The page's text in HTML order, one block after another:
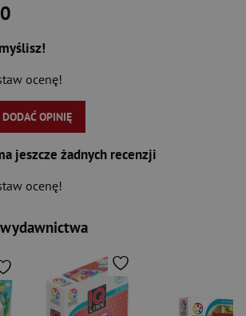
0
ocenę!
OPINIĘ
jeszcze żadnych recenzji
ocenę!